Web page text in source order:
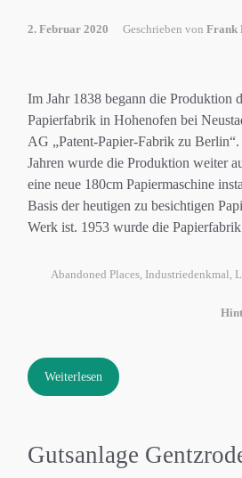
2. Februar 2020 Geschrieben von Frank
Im Jahr 1838 begann die Produktion
Papierfabrik in Hohenofen bei
AG „Patent-Papier-Fabrik zu
Jahren wurde die Produktion weiter
eine neue 180cm Papiermaschine
Basis der heutigen zu besichtigen
Werk ist. 1953 wurde die
Abandoned Places, Industriedenkmal,
Weiterlesen
Gutsanlage